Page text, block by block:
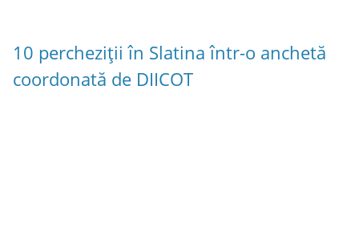
10 percheziții în Slatina într-o anchetă
coordonată de DIICOT